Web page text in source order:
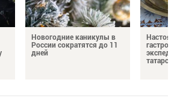
Новогодние каникулы в
России сократятся до 11
дней